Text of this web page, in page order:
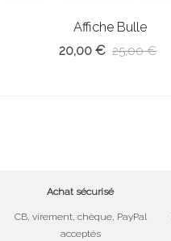
Affiche Bulle
20,00 € 25,00 €
Achat sécurisé
CB, virement, chèque, PayPal
acceptés